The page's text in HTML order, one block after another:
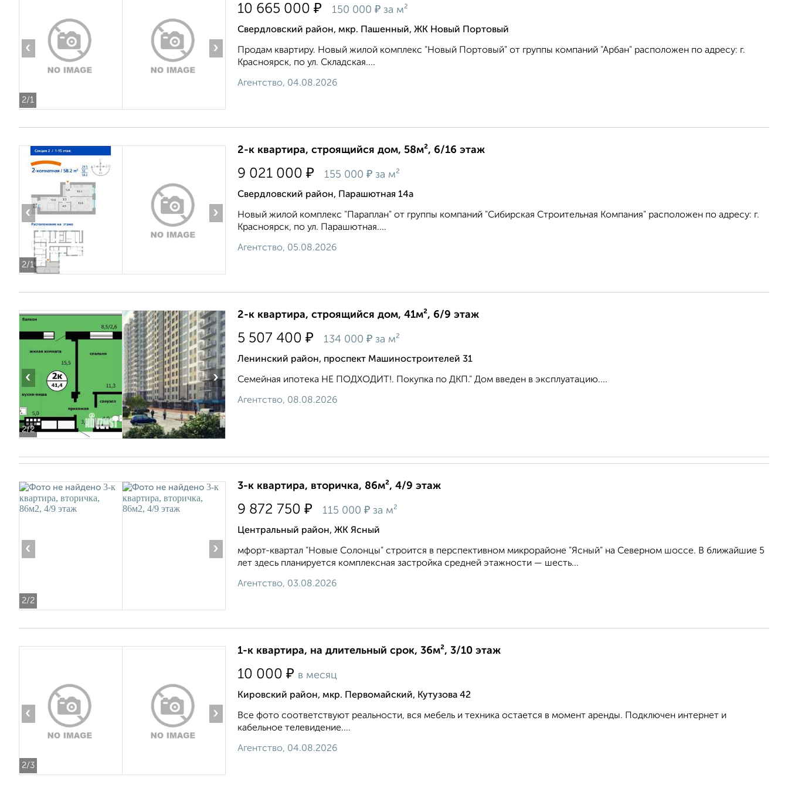
2/1
‹ ›
10 665 000 ₽ 150 000 ₽ за м²
Свердловский район, мкр. Пашенный, ЖК Новый Портовый
Продам квартиру. Новый жилой комплекс "Новый Портовый" от группы компаний "Арбан" расположен по адресу: г.
Красноярск, по ул. Складская....
Агентство, 04.08.2026
2/1
‹ ›
2-к квартира, строящийся дом, 58м², 6/16 этаж
9 021 000 ₽ 155 000 ₽ за м²
Свердловский район, Парашютная 14а
Новый жилой комплекс "Параплан" от группы компаний "Сибирская Строительная Компания" расположен по адресу: г.
Красноярск, по ул. Парашютная....
Агентство, 05.08.2026
2/2
‹ ›
2-к квартира, строящийся дом, 41м², 6/9 этаж
5 507 400 ₽ 134 000 ₽ за м²
Ленинский район, проспект Машиностроителей 31
Семейная ипотека НЕ ПОДХОДИТ!. Покупка по ДКП." Дом введен в эксплуатацию....
Агентство, 08.08.2026
2/2
‹ ›
3-к квартира, вторичка, 86м², 4/9 этаж
9 872 750 ₽ 115 000 ₽ за м²
Центральный район, ЖК Ясный
мфорт-квартал "Новые Солонцы" строится в перспективном микрорайоне "Ясный" на Северном шоссе. В ближайшие 5
лет здесь планируется комплексная застройка средней этажности — шесть...
Агентство, 03.08.2026
2/3
‹ ›
1-к квартира, на длительный срок, 36м², 3/10 этаж
10 000 ₽ в месяц
Кировский район, мкр. Первомайский, Кутузова 42
Все фото соответствуют реальности, вся мебель и техника остается в момент аренды. Подключен интернет и
кабельное телевидение....
Агентство, 04.08.2026